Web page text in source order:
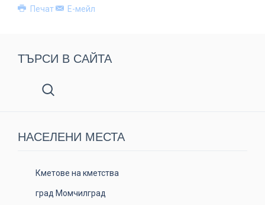
Печат
Е-мейл
ТЪРСИ В САЙТА
НАСЕЛЕНИ МЕСТА
Кметове на кметства
град Момчилград